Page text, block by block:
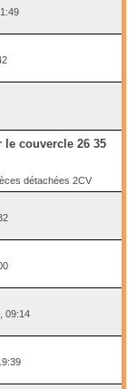
couvercle 26 35
détachées 2CV
09:14